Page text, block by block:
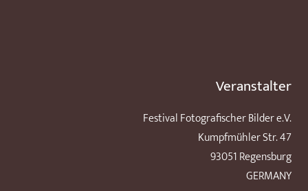
Veranstalter
Festival Fotografischer Bilder e.V.
Kumpfmühler Str. 47
93051 Regensburg
GERMANY